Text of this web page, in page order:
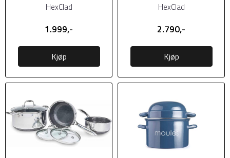
HexClad
1.999,-
Kjøp
HexClad
2.790,-
Kjøp